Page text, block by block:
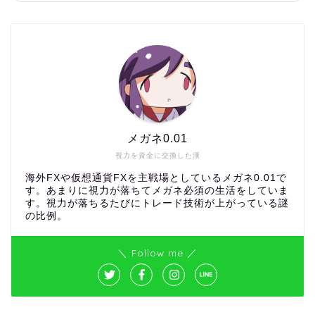
視力を資金に交換した漢
メガネ0.01
海外FXや仮想通貨FXを主戦場としているメガネ0.01で
す。あまりに視力が落ちてメガネ必須の生活をしていま
す。視力が落ちるたびにトレード技術が上がっている謎
の比例。
＼ Follow me ／